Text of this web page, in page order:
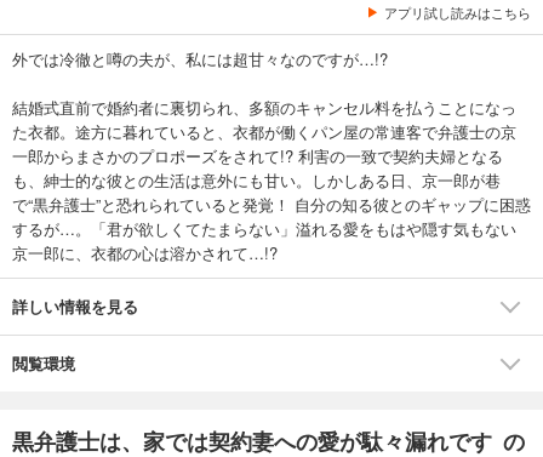
アプリ試し読みはこちら
外では冷徹と噂の夫が、私には超甘々なのですが…!?
結婚式直前で婚約者に裏切られ、多額のキャンセル料を払うことになっ
た衣都。途方に暮れていると、衣都が働くパン屋の常連客で弁護士の京
一郎からまさかのプロポーズをされて!? 利害の一致で契約夫婦となる
も、紳士的な彼との生活は意外にも甘い。しかしある日、京一郎が巷
で“黒弁護士”と恐れられていると発覚！ 自分の知る彼とのギャップに困惑
するが…。「君が欲しくてたまらない」溢れる愛をもはや隠す気もない
京一郎に、衣都の心は溶かされて…!?
詳しい情報を見る
閲覧環境
黒弁護士は、家では契約妻への愛が駄々漏れです の